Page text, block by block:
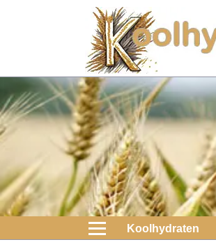
Koolhydraten
Nieuws
Koolhydraatarme diëten
Boeken
koolhydraatarme diëtenKoolhydraten